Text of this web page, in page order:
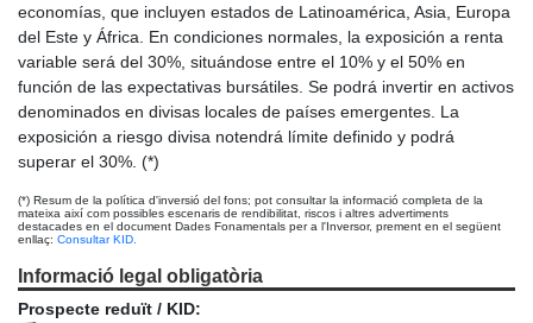
economías, que incluyen estados de Latinoamérica, Asia, Europa
del Este y África. En condiciones normales, la exposición a renta
variable será del 30%, situándose entre el 10% y el 50% en
función de las expectativas bursátiles. Se podrá invertir en activos
denominados en divisas locales de países emergentes. La
exposición a riesgo divisa notendrá límite definido y podrá
superar el 30%. (*)
(*) Resum de la política d'inversió del fons; pot consultar la informació completa de la
mateixa així com possibles escenaris de rendibilitat, riscos i altres advertiments
destacades en el document Dades Fonamentals per a l'Inversor, prement en el següent
enllaç: Consultar KID.
Informació legal obligatòria
Prospecte reduït / KID: